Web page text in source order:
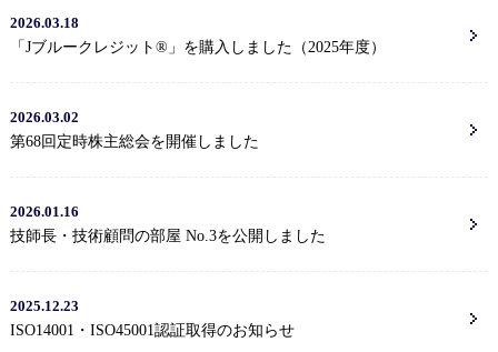
2026.03.18
「Jブルークレジット®」を購入しました（2025年度）
2026.03.02
第68回定時株主総会を開催しました
2026.01.16
技師長・技術顧問の部屋 No.3を公開しました
2025.12.23
ISO14001・ISO45001認証取得のお知らせ